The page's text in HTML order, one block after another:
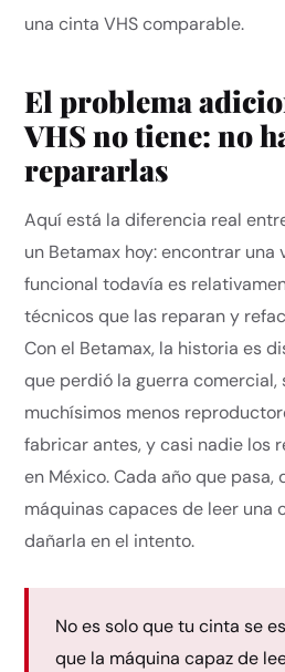
una cinta VHS comparable.
El problema
VHS no tiene: no
repararlas
Aquí está la diferencia real
un Betamax hoy: encontrar una
funcional todavía es
técnicos que las reparan y
Con el Betamax, la historia es
que perdió la guerra comercial,
muchísimos menos
fabricar antes, y casi nadie los
en México. Cada año que pasa,
máquinas capaces de leer una
dañarla en el intento.
No es solo que tu cinta se
que la máquina capaz de